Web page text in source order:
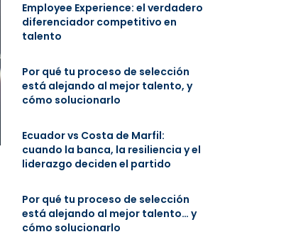
Employee Experience: el verdadero
diferenciador competitivo en
talento
Por qué tu proceso de selección
está alejando al mejor talento, y
cómo solucionarlo
Ecuador vs Costa de Marfil:
cuando la banca, la resiliencia y el
liderazgo deciden el partido
Por qué tu proceso de selección
está alejando al mejor talento… y
cómo solucionarlo